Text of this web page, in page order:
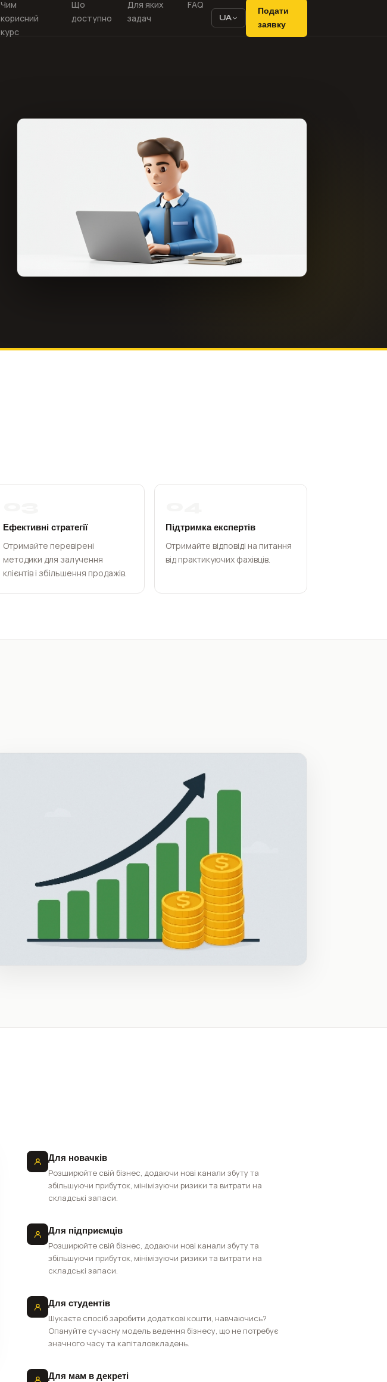
Чим
корисний
курс
Що
доступно
Для яких
задач
FAQ
UA
Подати
заявку
Ефективні стратегії
Отримайте перевірені
методики для залучення
клієнтів і збільшення продажів.
Підтримка експертів
Отримайте відповіді на питання
від практикуючих фахівців.
Для новачків
Розширюйте свій бізнес, додаючи нові канали збуту та
збільшуючи прибуток, мінімізуючи ризики та витрати на
складські запаси.
Для підприємців
Розширюйте свій бізнес, додаючи нові канали збуту та
збільшуючи прибуток, мінімізуючи ризики та витрати на
складські запаси.
Для студентів
Шукаєте спосіб заробити додаткові кошти, навчаючись?
Опануйте сучасну модель ведення бізнесу, що не потребує
значного часу та капіталовкладень.
Для мам в декреті